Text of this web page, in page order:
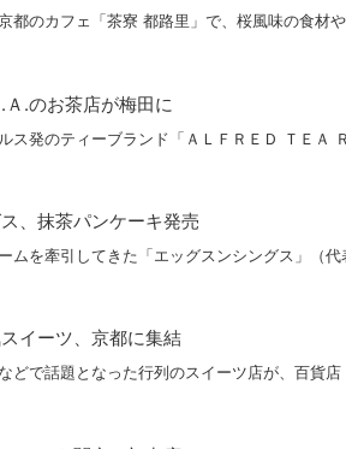
都のカフェ「茶寮 都路里」で、桜風味の食材
.のお茶店が梅田に
ス発のティーブランド「ＡＬＦＲＥＤ ＴＥＡ
、抹茶パンケーキ発売
ムを牽引してきた「エッグスンシングス」（
イーツ、京都に集結
どで話題となった行列のスイーツ店が、百貨